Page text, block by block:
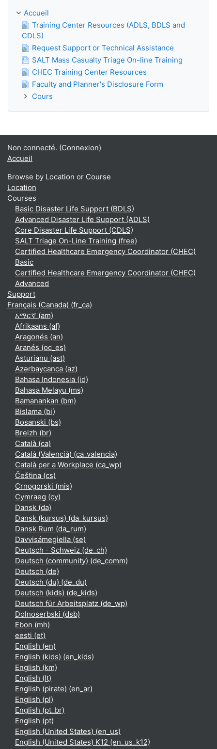
Accueil
Training Center Resources (ADLS, BDLS and
CDLS)
Request Support or Technical Assistance
SALT Mass Casualty Triage On-line Training
CHEC Training Center Resources
Faculty and Planner's Disclosure Form
Cours
Non connecté. (Connexion)
Accueil
Browse by Location or Course
Location
Courses
Basic Disaster Life Support (BDLS)
Advanced Disaster Life Support (ADLS)
Core Disaster Life Support (CDLS)
SALT Triage On-Line Training (free)
Certified Healthcare Emergency Coordinator (CHEC)
Basic
Certified Healthcare Emergency Coordinator (CHEC)
Advanced
Support
Français (Canada) ‎(fr_ca)‎
አማርኛ ‎(am)‎
Afrikaans ‎(af)‎
Aragonés ‎(an)‎
Aranés ‎(oc_es)‎
Asturianu ‎(ast)‎
Azərbaycanca ‎(az)‎
Bahasa Indonesia ‎(id)‎
Bahasa Melayu ‎(ms)‎
Bamanankan ‎(bm)‎
Bislama ‎(bi)‎
Bosanski ‎(bs)‎
Breizh ‎(br)‎
Català ‎(ca)‎
Català (Valencià) ‎(ca_valencia)‎
Català per a Workplace ‎(ca_wp)‎
Čeština ‎(cs)‎
Crnogorski ‎(mis)‎
Cymraeg ‎(cy)‎
Dansk ‎(da)‎
Dansk (kursus) ‎(da_kursus)‎
Dansk Rum ‎(da_rum)‎
Davvisámegiella ‎(se)‎
Deutsch - Schweiz ‎(de_ch)‎
Deutsch (community) ‎(de_comm)‎
Deutsch ‎(de)‎
Deutsch (du) ‎(de_du)‎
Deutsch (kids) ‎(de_kids)‎
Deutsch für Arbeitsplatz ‎(de_wp)‎
Dolnoserbski ‎(dsb)‎
Ebon ‎(mh)‎
eesti ‎(et)‎
English ‎(en)‎
English (kids) ‎(en_kids)‎
English ‎(km)‎
English ‎(lt)‎
English (pirate) ‎(en_ar)‎
English ‎(pl)‎
English ‎(pt_br)‎
English ‎(pt)‎
English (United States) ‎(en_us)‎
English (United States) K12 ‎(en_us_k12)‎